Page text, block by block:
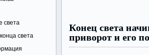
света
света
Конец света
приворот и его